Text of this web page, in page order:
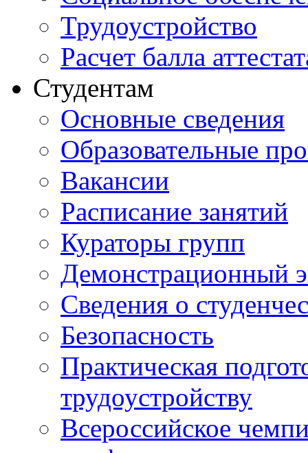
Трудоустройство
Расчет балла
Студентам
Основные сведения
Образовательные
Вакансии
Расписание занятий
Кураторы групп
Демонстрационный
Сведения о
Безопасность
Практическая
трудоустройству
Всероссийское